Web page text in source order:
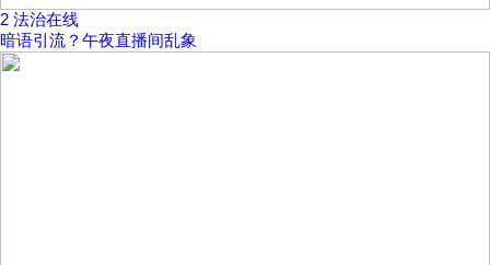
2 法治在线
暗语引流？午夜直播间乱象